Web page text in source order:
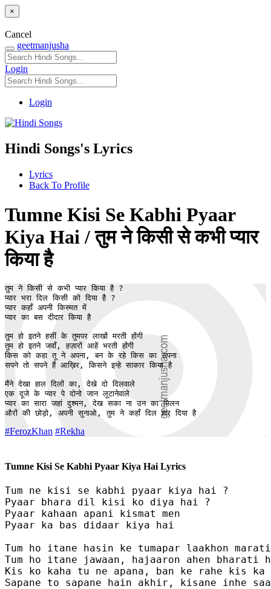
×
Cancel
geetmanjusha
Login
Login
Hindi Songs's Lyrics
Lyrics
Back To Profile
Tumne Kisi Se Kabhi Pyaar
Kiya Hai / तुम ने किसी से कभी प्यार
किया है
तुम ने किसी से कभी प्यार किया है ?
प्यार भरा दिल किसी को दिया है ?
प्यार कहाँ अपनी किस्मत में
प्यार का बस दीदार किया है
तुम हो इतने हसीं के तुमपर लाखों मरती होंगी
तुम हो इतने जवाँ, हज़ारों आहें भरती होंगी
किस को कहा तू ने अपना, बन के रहे किस का सपना
सपने तो सपने हैं आख़िर, किसने इन्हे साकार किया है
मैंने देखा हाल दिलों का, देखे दो दिलवाले
एक दूजे के प्यार पे दोनो जान लूटानेवाले
प्यार का सारा जहां दुश्मन, देख सका ना उन का मिलन
औरों की छोड़ो, अपनी सुनाओ, तुम ने कहाँ दिल हार दिया है
#FerozKhan #Rekha
Tumne Kisi Se Kabhi Pyaar Kiya Hai Lyrics
Tum ne kisi se kabhi pyaar kiya hai ?
Pyaar bhara dil kisi ko diya hai ?
Pyaar kahaan apani kismat men
Pyaar ka bas didaar kiya hai
Tum ho itane hasin ke tumapar laakhon
Tum ho itane jawaan, hajaaron ahen bharati
Kis ko kaha tu ne apana, ban ke rahe kis ka
Sapane to sapane hain akhir, kisane inhe